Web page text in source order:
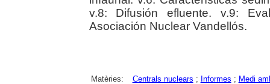
v.8: Difusión efluente. v.9:
Asociación Nuclear Vandellós.
Matèries: Centrals nuclears ; Informes ; Medi